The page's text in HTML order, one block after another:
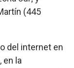
(445
del internet en
en la